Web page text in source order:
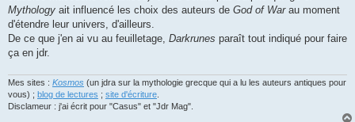
Mythology ait influencé les choix des auteurs de God of Warau moment
d'étendre leur univers, d'ailleurs.
De ce que j'en ai vu au feuilletage, Darkrunes paraît tout indiqué pour faire
ça en jdr.
Mes sites : Kosmos (un jdra sur la mythologie grecque qui a lu les auteurs antiques pour
vous) ; blog de lectures ; site d'écriture
Disclameur : j'ai écrit pour "Casus" et "Jdr Mag".